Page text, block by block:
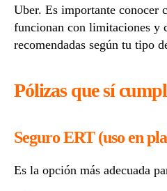
Uber. Es importante conocer
funcionan con limitaciones y
recomendadas según tu tipo
Pólizas que sí
Seguro ERT (uso en
Es la opción más adecuada